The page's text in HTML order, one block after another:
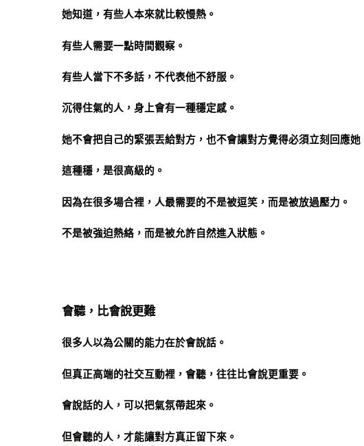
她知道，有些人本來就比較慢熱。
有些人需要一點時間觀察。
有些人當下不多話，不代表他不舒服。
沉得住氣的人，身上會有一種穩定感。
她不會把自己的緊張丟給對方，也不會讓對方覺得必須立刻回應她
這種穩，是很高級的。
因為在很多場合裡，人最需要的不是被逗笑，而是被放過壓力。
不是被強迫熱絡，而是被允許自然進入狀態。
會聽，比會說更難
很多人以為公關的能力在於會說話。
但真正高端的社交互動裡，會聽，往往比會說更重要。
會說話的人，可以把氣氛帶起來。
但會聽的人，才能讓對方真正留下來。